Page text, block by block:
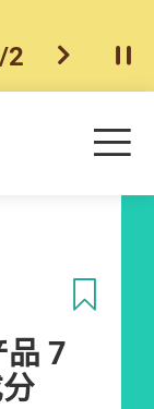
/2 下一个开
目
7